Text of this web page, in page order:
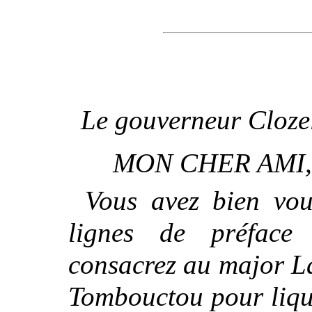
Le gouverneur
MON CHER AMI,
Vous avez bien
lignes de
consacrez au major
Tombouctou pour